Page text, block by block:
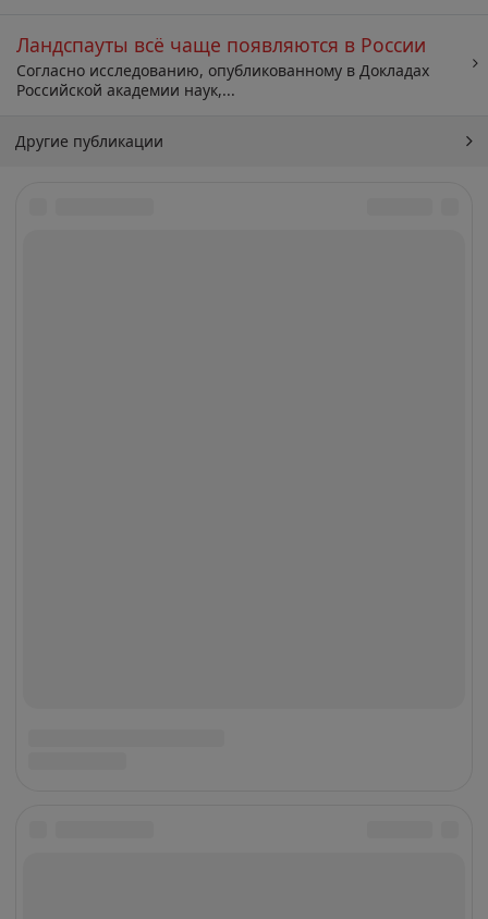
Ландспауты всё чаще появляются в России
Согласно исследованию, опубликованному в Докладах
Российской академии наук,...
Другие публикации